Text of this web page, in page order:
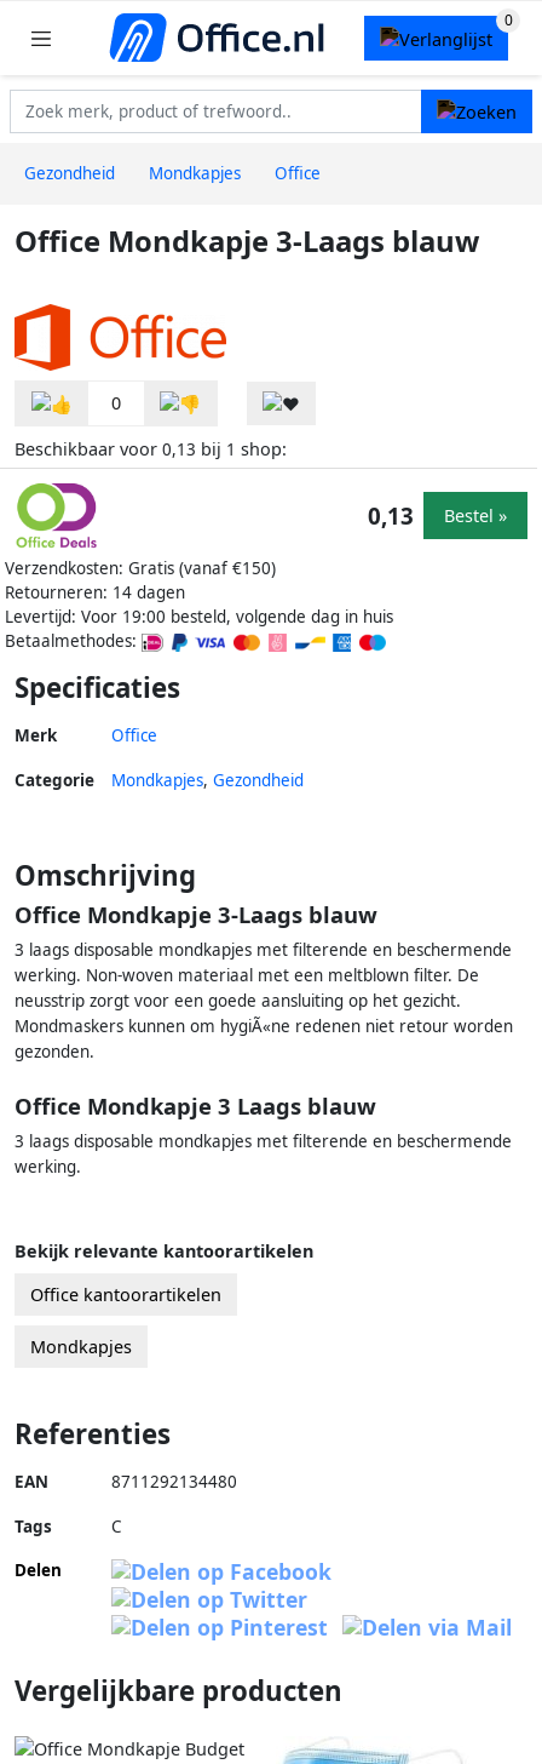
Gezondheid Mondkapjes Office
Office Mondkapje 3-Laags blauw
0
Beschikbaar voor 0,13 bij 1 shop:
Verzendkosten: Gratis (vanaf €150)
Retourneren: 14 dagen
Levertijd: Voor 19:00 besteld, volgende dag in huis
Betaalmethodes:
0,13 Bestel »
Specificaties
Merk Office
Categorie Mondkapjes, Gezondheid
Omschrijving
Office Mondkapje 3-Laags blauw
3 laags disposable mondkapjes met filterende en beschermende
werking. Non-woven materiaal met een meltblown filter. De
neusstrip zorgt voor een goede aansluiting op het gezicht.
Mondmaskers kunnen om hygiÃ«ne redenen niet retour worden
gezonden.
Office Mondkapje 3 Laags blauw
3 laags disposable mondkapjes met filterende en beschermende
werking.
Bekijk relevante kantoorartikelen
Office kantoorartikelen
Mondkapjes
Referenties
EAN 8711292134480
Tags
C
Delen
Vergelijkbare producten